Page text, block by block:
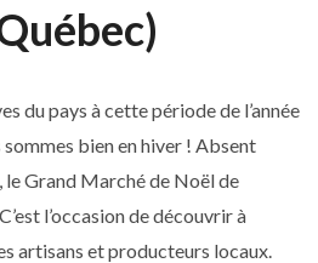
du pays à cette période de l’année
bien en hiver ! Absent
le Grand Marché de Noël de
l’occasion de découvrir à
artisans et producteurs locaux.